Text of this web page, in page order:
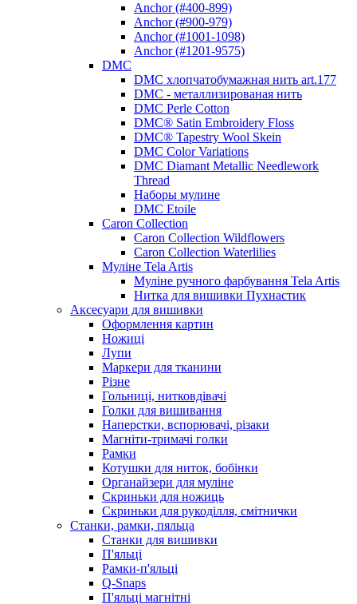
Anchor (#400-899)
Anchor (#900-979)
Anchor (#1001-1098)
Anchor (#1201-9575)
DMC
DMC хлопчатобумажная нить art.177
DMC - металлизированая нить
DMC Perle Cotton
DMC® Satin Embroidery Floss
DMC® Tapestry Wool Skein
DMC Color Variations
DMC Diamant Metallic Needlework
Thread
Наборы мулине
DMC Etoile
Caron Collection
Caron Collection Wildflowers
Caron Collection Waterlilies
Муліне Tela Artis
Муліне ручного фарбування Tela Artis
Нитка для вишивки Пухнастик
Аксесуари для вишивки
Оформлення картин
Ножиці
Лупи
Маркери для тканини
Різне
Гольниці, нитковдівачі
Голки для вишивання
Наперстки, вспорювачі, різаки
Магніти-тримачі голки
Рамки
Котушки для ниток, бобінки
Органайзери для муліне
Скриньки для ножиць
Скриньки для рукоділля, смітнички
Станки, рамки, пяльца
Станки для вишивки
П'яльці
Рамки-п'яльці
Q-Snaps
П'яльці магнітні